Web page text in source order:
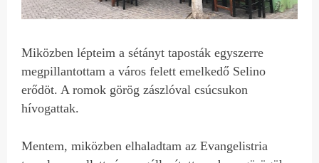
Miközben lépteim a sétányt taposták egyszerre
megpillantottam a város felett emelkedő Selino
erődöt. A romok görög zászlóval csúcsukon
hívogattak.
Mentem, miközben elhaladtam az Evangelistria